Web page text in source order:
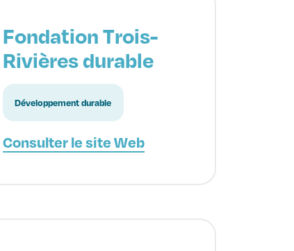
Fondation Trois-
Rivières durable
Développement durable
Consulter le site Web